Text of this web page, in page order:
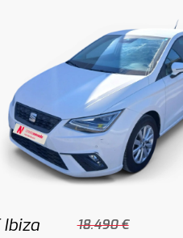
Ibiza 18.490 €